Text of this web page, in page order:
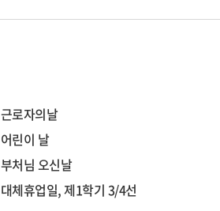
근로자의날
어린이 날
부처님 오신날
대체휴업일, 제1학기 3/4선